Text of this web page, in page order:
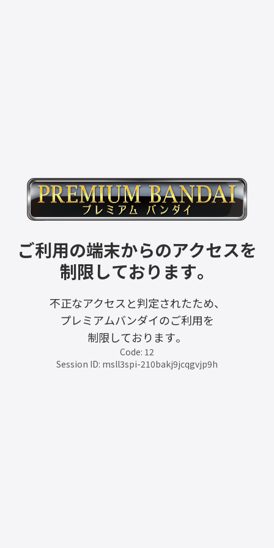
ご利用の端末からのアクセスを
制限しております。
不正なアクセスと判定されたため、
プレミアムバンダイのご利用を
制限しております。
Code: 12
Session ID: msll3spi-210bakj9jcqgvjp9h